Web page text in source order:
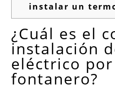
instalar un
¿Cuál es el
instalación
eléctrico
fontanero?